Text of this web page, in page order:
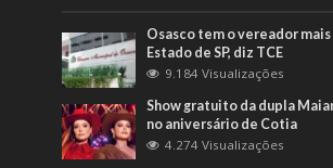
Osasco tem o vereador
Estado de SP, diz TCE
9.184 Visualizações
Show gratuito da dupla
no aniversário de Cotia
4.274 Visualizações